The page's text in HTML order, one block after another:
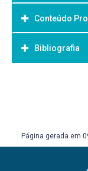
Objetivo Geral:
Conteúdo
Bibliografia
Página gerada em